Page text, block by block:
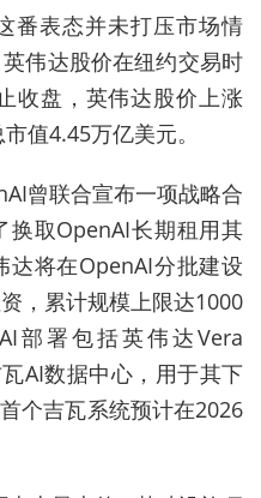
番表态并未打压市场情
伟达股价在纽约交易时
收盘，英伟达股价上涨
值4.45万亿美元。
曾联合宣布一项战略合
换取OpenAI长期租用其
将在OpenAI分批建设
，累计规模上限达1000
部署包括英伟达Vera
AI数据中心，用于其下
个吉瓦系统预计在2026